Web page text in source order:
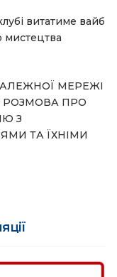
витатиме вайб
мистецтва
МЕРЕЖІ
РОЗМОВА ПРО
З
ТА ЇХНІМИ